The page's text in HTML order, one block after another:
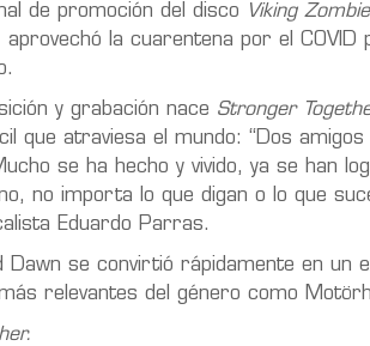
de promoción del disco Viking Zombie
la cuarentena por el
y grabación nace Stronger
que atraviesa el mundo: “Dos
se ha hecho y vivido, ya se han
no importa lo que digan o lo que
Eduardo Parras.
se convirtió rápidamente en un
relevantes del género como